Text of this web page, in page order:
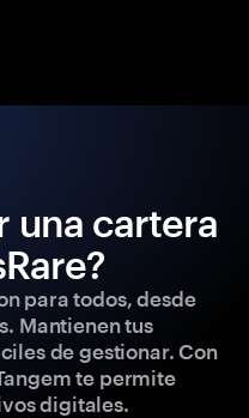
una cartera
para todos, desde
Mantienen tus
de gestionar. Con
te permite
digitales.